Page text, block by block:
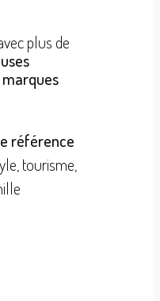
plus de
référence
tourisme,